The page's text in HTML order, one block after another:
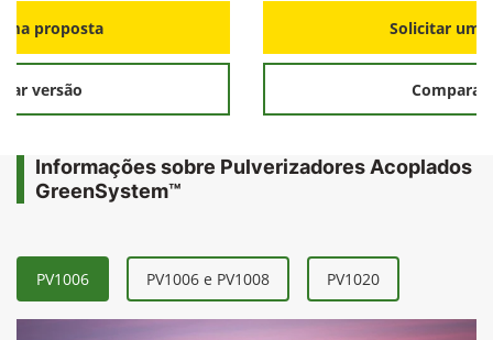
proposta
versão
Solicitar
Comparar
Informações sobre Pulverizadores Acoplados
GreenSystem™
PV1006 PV1006 e PV1008 PV1020